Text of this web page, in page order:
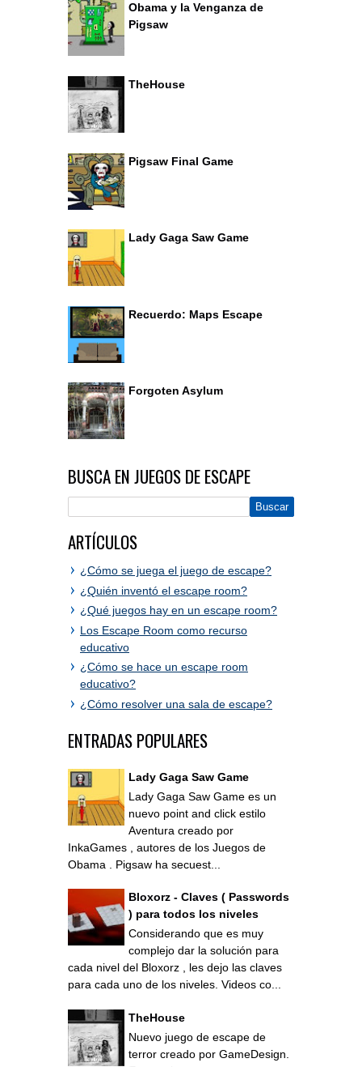
Obama y la Venganza de
Pigsaw
TheHouse
Pigsaw Final Game
Lady Gaga Saw Game
Recuerdo: Maps Escape
Forgoten Asylum
BUSCA EN JUEGOS DE ESCAPE
ARTÍCULOS
¿Cómo se juega el juego de escape?
¿Quién inventó el escape room?
¿Qué juegos hay en un escape room?
Los Escape Room como recurso
educativo
¿Cómo se hace un escape room
educativo?
¿Cómo resolver una sala de escape?
ENTRADAS POPULARES
Lady Gaga Saw Game
Lady Gaga Saw Game es un
nuevo point and click estilo
Aventura creado por
InkaGames , autores de los Juegos de
Obama . Pigsaw ha secuest...
Bloxorz - Claves ( Passwords
) para todos los niveles
Considerando que es muy
complejo dar la solución para
cada nivel del Bloxorz , les dejo las claves
para cada uno de los niveles. Videos co...
TheHouse
Nuevo juego de escape de
terror creado por GameDesign.